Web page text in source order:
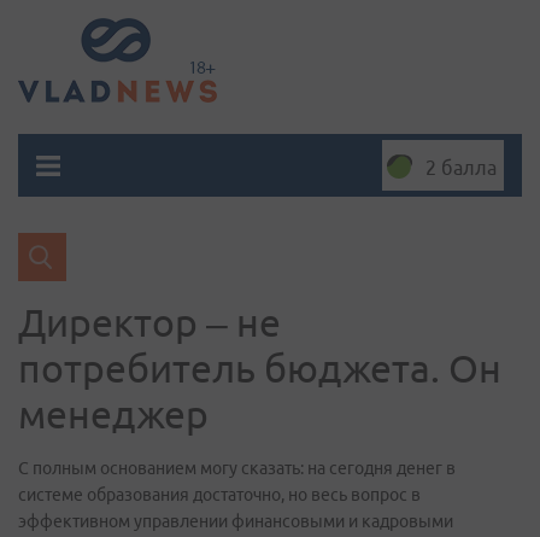
2 балла
Директор – не
потребитель бюджета. Он
менеджер
С полным основанием могу сказать: на сегодня денег в
системе образования достаточно, но весь вопрос в
эффективном управлении финансовыми и кадровыми